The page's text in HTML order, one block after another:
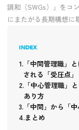
調和（SWGs）」をコ
にまたがる長期構想に
INDEX
「中間管理職」
される「受圧点」
「中心管理職」
あり方
「中間」から「
まとめ